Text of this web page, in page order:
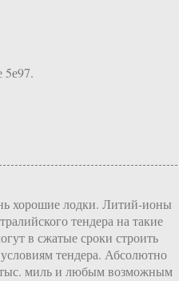
5е97.
хорошие лодки. Литий-ионы
тендера на такие
в сжатые сроки строить
тендера. Абсолютно
миль и любым возможным